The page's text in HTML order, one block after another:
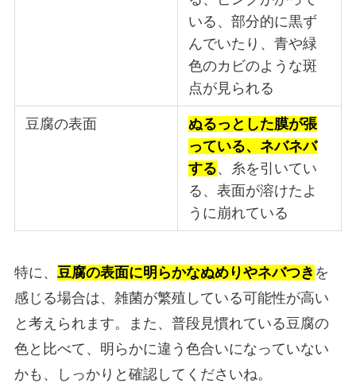
いる、部分的に黒ず
んでいたり、青や緑
色のカビのような斑
点が見られる
豆腐の表面
ぬるっとした膜が張
っている、ネバネバ
する、糸を引いてい
る、表面が溶けたよ
うに崩れている
特に、 豆腐の表面に明らかなぬめりやネバつき を
感じる場合は、雑菌が繁殖している可能性が高い
と考えられます。また、普段見慣れている豆腐の
色と比べて、明らかに違う色合いになっていない
かも、しっかりと確認してくださいね。